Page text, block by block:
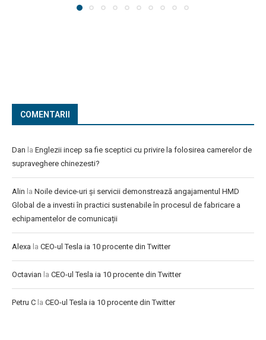
COMENTARII
Dan la Englezii incep sa fie sceptici cu privire la folosirea camerelor de
supraveghere chinezesti?
Alin la Noile device-uri și servicii demonstrează angajamentul HMD
Global de a investi în practici sustenabile în procesul de fabricare a
echipamentelor de comunicații
Alexa la CEO-ul Tesla ia 10 procente din Twitter
Octavian la CEO-ul Tesla ia 10 procente din Twitter
Petru C la CEO-ul Tesla ia 10 procente din Twitter